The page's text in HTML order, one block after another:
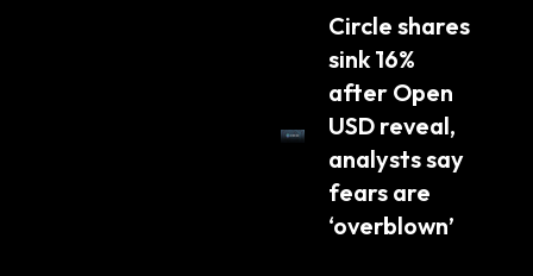
:
k
Circle shares
sink 16%
after Open
USD reveal,
analysts say
fears are
‘overblown’